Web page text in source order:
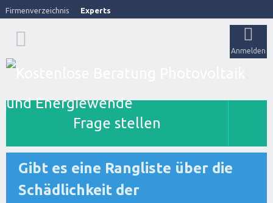
Firmenverzeichnis Experts
Anmelden
Frage stellen
Gibt es eine Rangliste über die
Schädlichkeit der